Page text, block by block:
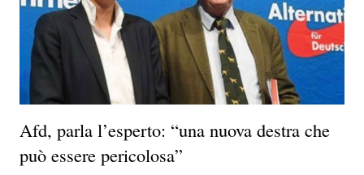
Afd, parla l’esperto: “una nuova destra che
può essere pericolosa”